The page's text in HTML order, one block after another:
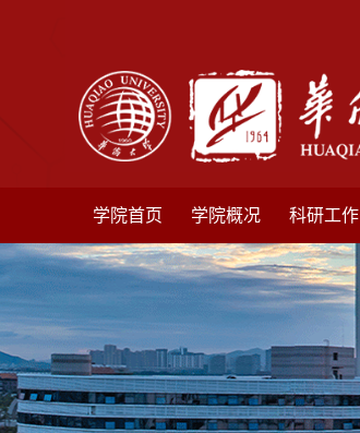
学院首页 学院概况 科研工作